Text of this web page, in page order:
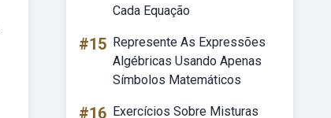
Cada Equação
#15 Represente As Expressões
Algébricas Usando Apenas
Símbolos Matemáticos
#16 Exercícios Sobre Misturas